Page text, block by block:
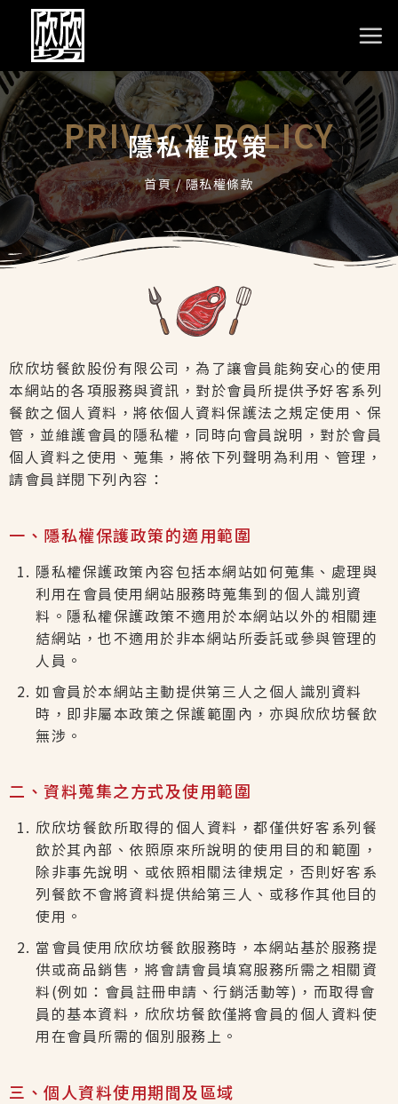
PRIVACY POLICY
隱私權政策
首頁/隱私權條款
欣欣坊餐飲股份有限公司 ，為了讓會員能夠安心的使用
本網站的各項服務與資訊，對於會員所提供予好客系列
餐飲之個人資料，將依個人資料保護法之規定使用、保
管，並維護會員的隱私權，同時向會員說明，對於會員
個人資料之使用、蒐集，將依下列聲明為利用、管理，
請會員詳閱下列內容：
一、隱私權保護政策的適用範圍
隱私權保護政策內容包括本網站如何蒐集、處理與
利用在會員使用網站服務時蒐集到的個人識別資
料。隱私權保護政策不適用於本網站以外的相關連
結網站，也不適用於非本網站所委託或參與管理的
人員。
如會員於本網站主動提供第三人之個人識別資料
時，即非屬本政策之保護範圍內，亦與欣欣坊餐飲
無涉。
二、資料蒐集之方式及使用範圍
欣欣坊餐飲所取得的個人資料，都僅供好客系列餐
飲於其內部、依照原來所說明的使用目的和範圍，
除非事先說明、或依照相關法律規定，否則好客系
列餐飲不會將資料提供給第三人、或移作其他目的
使用。
當會員使用欣欣坊餐飲服務時，本網站基於服務提
供或商品銷售，將會請會員填寫服務所需之相關資
料(例如：會員註冊申請、行銷活動等)，而取得會
員的基本資料，欣欣坊餐飲僅將會員的個人資料使
用在會員所需的個別服務上。
三、個人資料使用期間及區域